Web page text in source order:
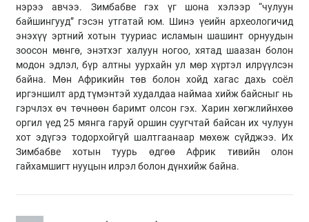
нэрээ авчээ. Зимбабве гэх үг шона хэлээр “чулуун
байшингууд” гэсэн утгатай юм. Шинэ үеийн археологичид
энэхүү эртний хотын тууриас исламын шашинт орнуудын
зоосон мөнгө, энэтхэг халуун ногоо, хятад шаазан болон
модон эдлэл, бүр алтны уурхайн ул мөр хүртэл илрүүлсэн
байна. Мөн Африкийн төв болон хойд хагас дахь соёл
иргэншилт ард түмэнтэй худалдаа наймаа хийж байсныг нь
гэрчлэх өч төчнөөн баримт олсон гэх. Харин хөгжлийнхөө
оргил үед 25 мянга гаруй оршин суугчтай байсан их чулуун
хот эдүгээ тодорхойгүй шалтгаанаар мөхөж сүйджээ. Их
Зимбабве хотын туурь өдгөө Африк тивийн олон
гайхамшигт нууцын илрэл болон дүнхийж байна.